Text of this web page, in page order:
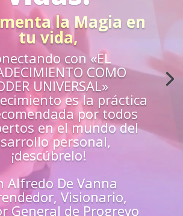
que no estás
para los retos de la
vida?
VIVO» de los mejores
guías y
superarte en todas las
de tu vida
y triunfa como un
del progreso